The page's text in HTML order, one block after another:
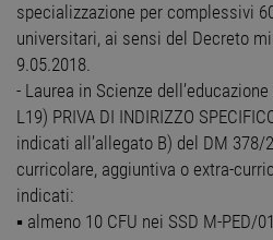
specializzazione per complessivi
universitari, ai sensi del Decreto
9.05.2018.
- Laurea in Scienze
L19) PRIVA DI INDIRIZZO
indicati all’allegato B) del DM
curricolare, aggiuntiva o extra-
indicati:
▪ almeno 10 CFU nei SSD M-PED/